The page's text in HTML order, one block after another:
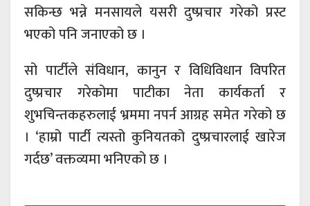
सकिन्छ भन्ने मनसायले यसरी दुष्प्रचार गरेको प्रस्ट
भएको पनि जनाएको छ ।
सो पार्टीले संविधान, कानुन र विधिविधान विपरित
दुष्प्रचार गरेकोमा पाटीका नेता कार्यकर्ता र
शुभचिन्तकहरुलाई भ्रममा नपर्न आग्रह समेत गरेको छ
। ‘हाम्रो पार्टी त्यस्तो कुनियतको दुष्प्रचारलाई खारेज
गर्दछ’ वक्तव्यमा भनिएको छ ।